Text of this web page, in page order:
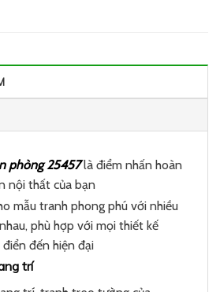
phòng 25457là điểm nhấn hoàn
nội thất của bạn
mẫu tranh phong phú với nhiều
phù hợp với mọi thiết kế
đến hiện đại
trí